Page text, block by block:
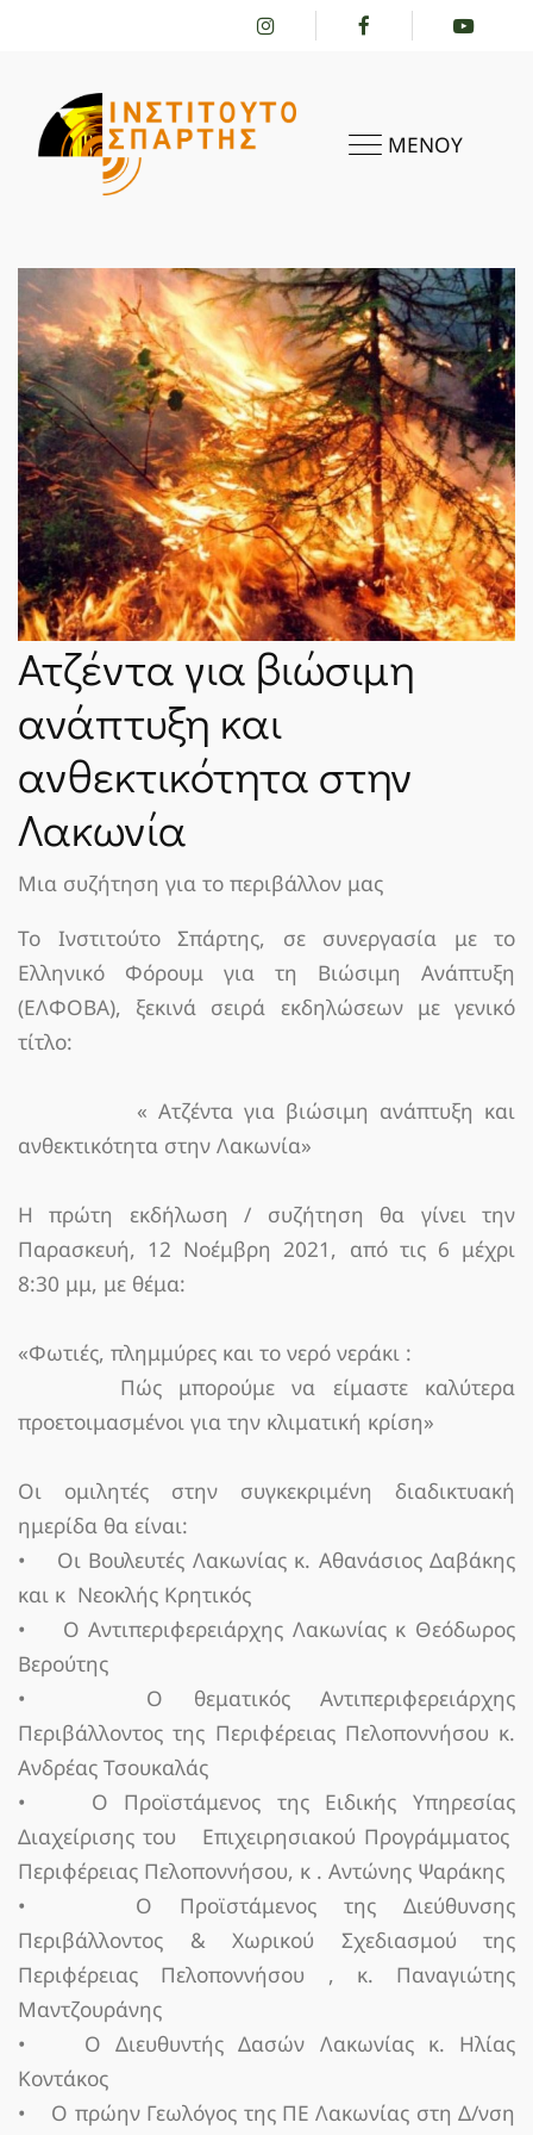
ΜΕΝΟΥ
ΑΡΧΙΚΗ
ΤΟ ΙΝΣΤΙΤΟΎΤΟ
ΔΡΑΣΤΗΡΙΌΤΗΤΕΣ
ΝΈΑ
SPARTANET
E-JOURNAL
Ατζέντα για βιώσιμη
ανάπτυξη και
ανθεκτικότητα στην
Λακωνία
Μια συζήτηση για το περιβάλλον μας
Το Ινστιτούτο Σπάρτης, σε συνεργασία με το
Ελληνικό Φόρουμ για τη Βιώσιμη Ανάπτυξη
(ΕΛΦΟΒΑ), ξεκινά σειρά εκδηλώσεων με γενικό
τίτλο:
« Ατζέντα για βιώσιμη ανάπτυξη και
ανθεκτικότητα στην Λακωνία»
Η πρώτη εκδήλωση / συζήτηση θα γίνει την
Παρασκευή, 12 Νοέμβρη 2021, από τις 6 μέχρι
8:30 μμ, με θέμα:
«Φωτιές, πλημμύρες και το νερό νεράκι :
Πώς μπορούμε να είμαστε καλύτερα
προετοιμασμένοι για την κλιματική κρίση»
Οι ομιλητές στην συγκεκριμένη διαδικτυακή
ημερίδα θα είναι:
• Οι Βουλευτές Λακωνίας κ. Αθανάσιος Δαβάκης
και κ Νεοκλής Κρητικός
• Ο Αντιπεριφερειάρχης Λακωνίας κ Θεόδωρος
Βερούτης
• Ο θεματικός Αντιπεριφερειάρχης
Περιβάλλοντος της Περιφέρειας Πελοποννήσου κ.
Ανδρέας Τσουκαλάς
• Ο Προϊστάμενος της Ειδικής Υπηρεσίας
Διαχείρισης του Επιχειρησιακού Προγράμματος
Περιφέρειας Πελοποννήσου, κ . Αντώνης Ψαράκης
• Ο Προϊστάμενος της Διεύθυνσης
Περιβάλλοντος & Χωρικού Σχεδιασμού της
Περιφέρειας Πελοποννήσου , κ. Παναγιώτης
Μαντζουράνης
• Ο Διευθυντής Δασών Λακωνίας κ. Ηλίας
Κοντάκος
• Ο πρώην Γεωλόγος της ΠΕ Λακωνίας στη Δ/νση